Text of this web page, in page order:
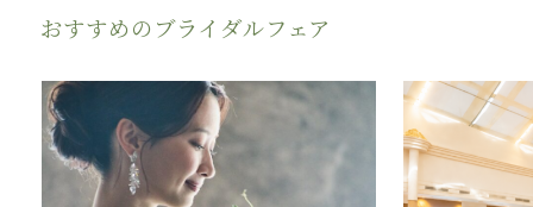
おすすめのブライダルフェア